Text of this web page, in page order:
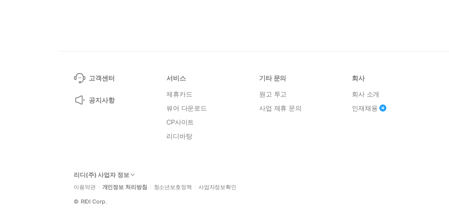
고객센터
공지사항
서비스
제휴카드
뷰어 다운로드
CP사이트
리디바탕
기타 문의
원고 투고
사업 제휴 문의
회사
회사 소개
인재채용
리디(주) 사업자 정보
이용약관 개인정보 처리방침 청소년보호정책 사업자정보확인
© RIDI Corp.